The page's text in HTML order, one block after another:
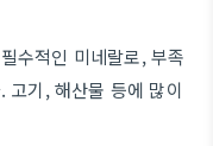
수적인 미네랄로, 부족
고기, 해산물 등에 많이